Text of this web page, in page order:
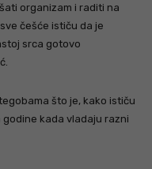
organizam i raditi na
češće ističu da je
srca gotovo
što je, kako ističu
kada vladaju razni